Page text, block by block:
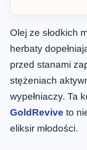
Olej ze słodkich
herbaty
przed stanami
stężeniach
wypełniaczy. Ta
GoldRevive to
eliksir młodości.